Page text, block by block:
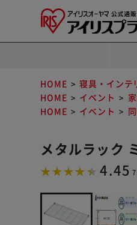
HOME 寝具・インテ
HOME
イベント
HOME
イベント
メタルラック
4.45